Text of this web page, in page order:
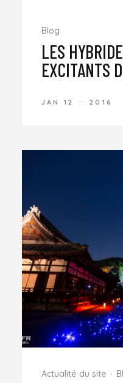
Blog
LES
EXCITANTS
JAN 12 2016
Actualité du site